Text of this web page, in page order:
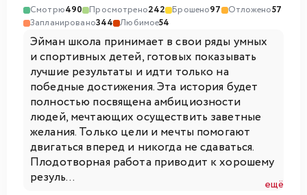
Смотрю490 Просмотрено242 Брошено97 Отложено57
Запланировано344 Любимое54
Эйман школа принимает в свои ряды умных
и спортивных детей, готовых показывать
лучшие результаты и идти только на
победные достижения. Эта история будет
полностью посвящена амбициозности
людей, мечтающих осуществить заветные
желания. Только цели и мечты помогают
двигаться вперед и никогда не сдаваться.
Плодотворная работа приводит к хорошему
резуль...
ещё